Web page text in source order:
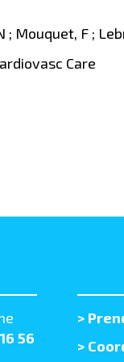
Mouquet, F ;
Care
56
>
>